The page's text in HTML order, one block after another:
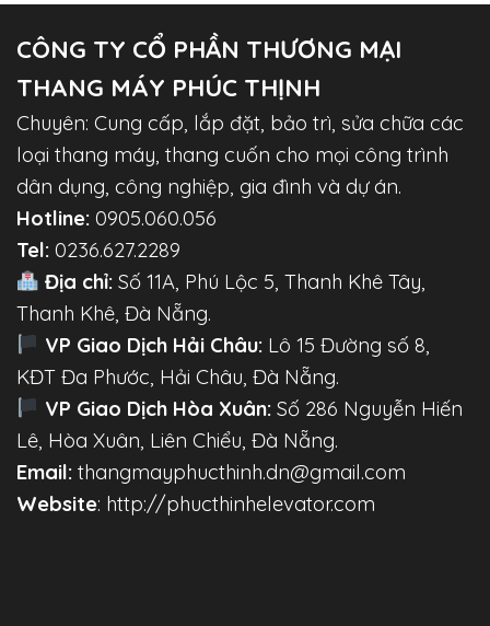
CÔNG TY CỔ PHẦN THƯƠNG MẠI
THANG MÁY PHÚC THỊNH
Chuyên: Cung cấp, lắp đặt, bảo trì, sửa chữa các
loại thang máy, thang cuốn cho mọi công trình
dân dụng, công nghiệp, gia đình và dự án.
Hotline: 0905.060.056
Tel: 0236.627.2289
Địa chỉ: Số 11A, Phú Lộc 5, Thanh Khê Tây,
Thanh Khê, Đà Nẵng.
VP Giao Dịch Hải Châu: Lô 15 Đường số 8,
KĐT Đa Phước, Hải Châu, Đà Nẵng.
VP Giao Dịch Hòa Xuân: Số 286 Nguyễn Hiến
Lê, Hòa Xuân, Liên Chiểu, Đà Nẵng.
Email: thangmayphucthinh.dn@gmail.com
Website: http://phucthinhelevator.com